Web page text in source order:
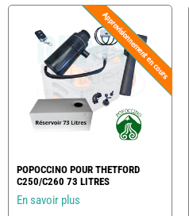
POPOCCINO POUR THETFORD
C250/C260 73 LITRES
En savoir plus